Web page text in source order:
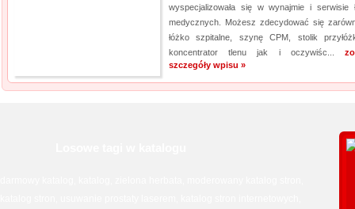
wyspecjalizowała się w wynajmie i serwisie
medycznych. Możesz zdecydować się
łóżko szpitalne, szynę CPM, stolik
koncentrator tlenu jak i oczywiśc...
szczegóły wpisu »